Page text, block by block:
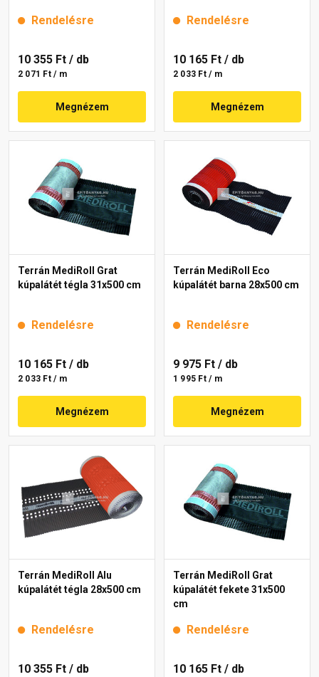
Rendelésre
10 355 Ft / db
2 071 Ft / m
Megnézem
Rendelésre
10 165 Ft / db
2 033 Ft / m
Megnézem
Terrán MediRoll Grat
kúpalátét tégla 31x500 cm
Rendelésre
10 165 Ft / db
2 033 Ft / m
Megnézem
Terrán MediRoll Eco
kúpalátét barna 28x500 cm
Rendelésre
9 975 Ft / db
1 995 Ft / m
Megnézem
Terrán MediRoll Alu
kúpalátét tégla 28x500 cm
Rendelésre
10 355 Ft / db
Terrán MediRoll Grat
kúpalátét fekete 31x500
cm
Rendelésre
10 165 Ft / db